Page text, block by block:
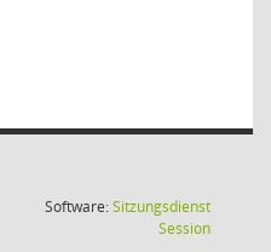
Software:Sitzungsdienst
Session(Wird in